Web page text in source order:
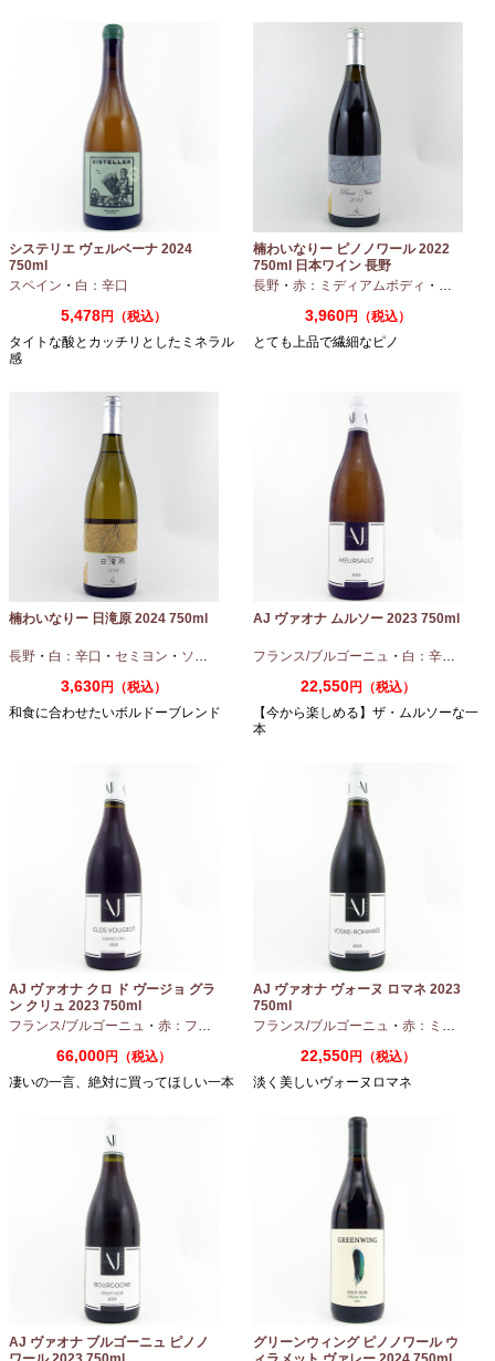
システリエ ヴェルベーナ 2024
750ml
スペイン ・ 白：辛口
5,478円（税込）
タイトな酸とカッチリとしたミネラル
感
楠わいなりー ピノノワール 2022
750ml 日本ワイン 長野
長野 ・ 赤：ミディアムボディ ・ ピノノワ
3,960円（税込）
とても上品で繊細なピノ
楠わいなりー 日滝原 2024 750ml
長野 ・ 白：辛口 ・ セミヨン ・ ソーヴィニオンブラン
3,630円（税込）
和食に合わせたいボルドーブレンド
AJ ヴァオナ ムルソー 2023 750ml
フランス/ブルゴーニュ ・ 白：辛口
22,550円（税込）
【今から楽しめる】ザ・ムルソーな一
本
AJ ヴァオナ クロ ド ヴージョ グラ
ン クリュ 2023 750ml
フランス/ブルゴーニュ ・ 赤：フルボディ ・ピノノワール
66,000円（税込）
凄いの一言、絶対に買ってほしい一本
AJ ヴァオナ ヴォーヌ ロマネ 2023
750ml
フランス/ブルゴーニュ ・ 赤：ミディアムボディ
22,550円（税込）
淡く美しいヴォーヌロマネ
AJ ヴァオナ ブルゴーニュ ピノノ
グリーンウィング ピノノワール ウ